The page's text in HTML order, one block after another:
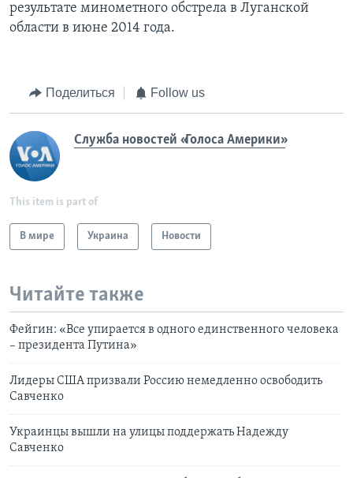
результате минометного обстрела в Луганской
области в июне 2014 года.
Поделиться Follow us
Служба новостей «Голоса Америки»
This item is part of
В мире Украина Новости
Читайте также
Фейгин: «Все упирается в одного единственного человека
– президента Путина»
Лидеры США призвали Россию немедленно освободить
Савченко
Украинцы вышли на улицы поддержать Надежду
Савченко